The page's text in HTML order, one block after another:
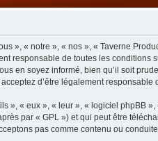
», « notre », « nos », « Taverne
responsable de toutes les
en soyez informé, bien qu’il soit
d’être légalement
», « eux », « leur », « logiciel phpBB
par « GPL ») et qui peut être
pas comme contenu ou